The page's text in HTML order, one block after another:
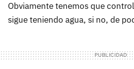
Obviamente tenemos que
sigue teniendo agua, si no, de